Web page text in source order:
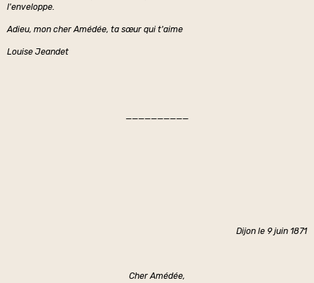
l'enveloppe.
Adieu, mon cher Amédée, ta sœur qui t'aime
Louise Jeandet
——————————
Dijon le 9 juin 1871
Cher Amédée,